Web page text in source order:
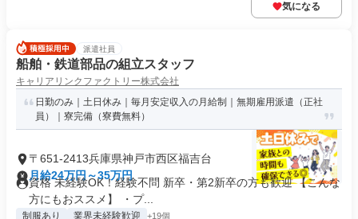
気になる
派遣社員
船舶・鉄道部品の組立スタッフ
キャリアリンクファクトリー株式会社
日勤のみ｜土日休み｜毎月安定収入の月給制｜無期雇用派遣（正社
員）｜寮完備（寮費無料）
〒651-2413兵庫県神戸市西区福吉台
月給24万円～35万円
資格 未経験OK！経験不問 新卒・第2新卒の方も歓迎 【こんな
方にもおススメ】 ・プ...
制服あり 業界未経験歓迎 +19個